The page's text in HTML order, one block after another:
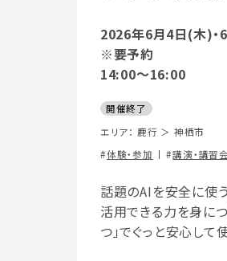
2026年6月4日(木)
※要予約
14:00～16:00
開催終了
エリア： 鹿行 ＞ 神栖市
体験・参加
講演・講習会
話題のAIを安全に使
活用できる力を身に
つ」でぐっと安心して